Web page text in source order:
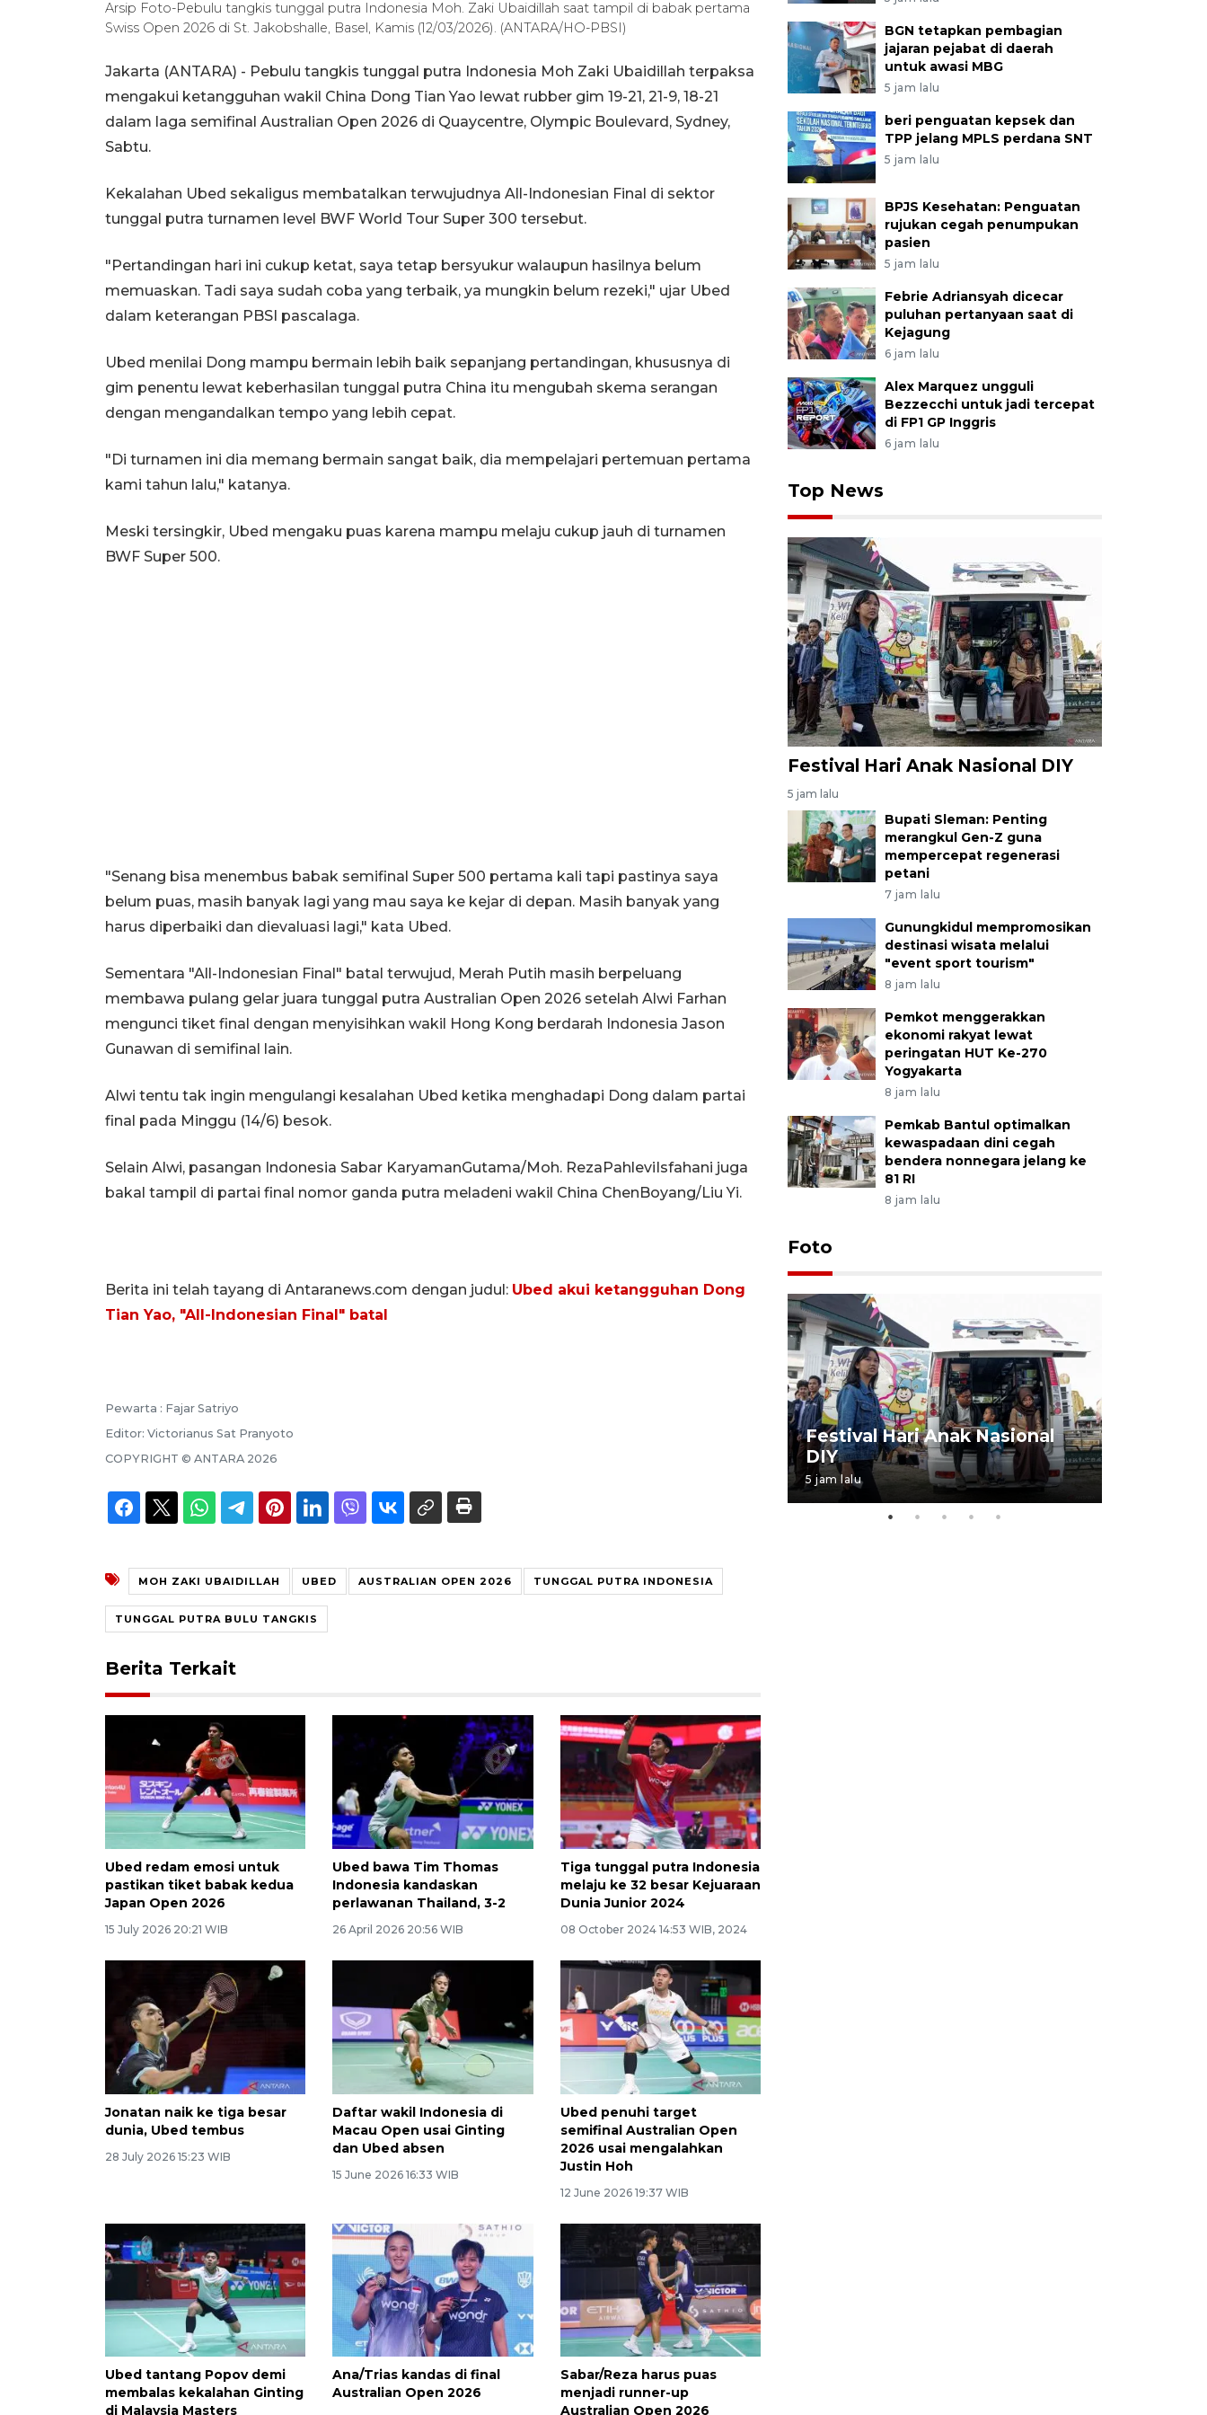
Arsip Foto-Pebulu tangkis tunggal putra Indonesia Moh. Zaki Ubaidillah saat tampil di babak pertama
Swiss Open 2026 di St. Jakobshalle, Basel, Kamis (12/03/2026). (ANTARA/HO-PBSI)
Jakarta (ANTARA) - Pebulu tangkis tunggal putra Indonesia Moh Zaki Ubaidillah terpaksa
mengakui ketangguhan wakil China Dong Tian Yao lewat rubber gim 19-21, 21-9, 18-21
dalam laga semifinal Australian Open 2026 di Quaycentre, Olympic Boulevard, Sydney,
Sabtu.
Kekalahan Ubed sekaligus membatalkan terwujudnya All-Indonesian Final di sektor
tunggal putra turnamen level BWF World Tour Super 300 tersebut.
"Pertandingan hari ini cukup ketat, saya tetap bersyukur walaupun hasilnya belum
memuaskan. Tadi saya sudah coba yang terbaik, ya mungkin belum rezeki," ujar Ubed
dalam keterangan PBSI pascalaga.
Ubed menilai Dong mampu bermain lebih baik sepanjang pertandingan, khususnya di
gim penentu lewat keberhasilan tunggal putra China itu mengubah skema serangan
dengan mengandalkan tempo yang lebih cepat.
"Di turnamen ini dia memang bermain sangat baik, dia mempelajari pertemuan pertama
kami tahun lalu," katanya.
Meski tersingkir, Ubed mengaku puas karena mampu melaju cukup jauh di turnamen
BWF Super 500.
"Senang bisa menembus babak semifinal Super 500 pertama kali tapi pastinya saya
belum puas, masih banyak lagi yang mau saya ke kejar di depan. Masih banyak yang
harus diperbaiki dan dievaluasi lagi," kata Ubed.
Sementara "All-Indonesian Final" batal terwujud, Merah Putih masih berpeluang
membawa pulang gelar juara tunggal putra Australian Open 2026 setelah Alwi Farhan
mengunci tiket final dengan menyisihkan wakil Hong Kong berdarah Indonesia Jason
Gunawan di semifinal lain.
Alwi tentu tak ingin mengulangi kesalahan Ubed ketika menghadapi Dong dalam partai
final pada Minggu (14/6) besok.
Selain Alwi, pasangan Indonesia Sabar KaryamanGutama/Moh. RezaPahleviIsfahani juga
bakal tampil di partai final nomor ganda putra meladeni wakil China ChenBoyang/Liu Yi.
Berita ini telah tayang di Antaranews.com dengan judul: Ubed akui ketangguhan Dong
Tian Yao, "All-Indonesian Final" batal
Pewarta : Fajar Satriyo
Editor: Victorianus Sat Pranyoto
COPYRIGHT © ANTARA 2026
MOH ZAKI UBAIDILLAH UBED AUSTRALIAN OPEN 2026 TUNGGAL PUTRA INDONESIA
TUNGGAL PUTRA BULU TANGKIS
Berita Terkait
Ubed redam emosi untuk
pastikan tiket babak kedua
Japan Open 2026
15 July 2026 20:21 WIB
Ubed bawa Tim Thomas
Indonesia kandaskan
perlawanan Thailand, 3-2
26 April 2026 20:56 WIB
Tiga tunggal putra Indonesia
melaju ke 32 besar Kejuaraan
Dunia Junior 2024
08 October 2024 14:53 WIB, 2024
Jonatan naik ke tiga besar
dunia, Ubed tembus
28 July 2026 15:23 WIB
Daftar wakil Indonesia di
Macau Open usai Ginting
dan Ubed absen
15 June 2026 16:33 WIB
Ubed penuhi target
semifinal Australian Open
2026 usai mengalahkan
Justin Hoh
12 June 2026 19:37 WIB
Ubed tantang Popov demi
membalas kekalahan Ginting
di Malaysia Masters
Ana/Trias kandas di final
Australian Open 2026
Sabar/Reza harus puas
menjadi runner-up
Australian Open 2026
BGN tetapkan pembagian
jajaran pejabat di daerah
untuk awasi MBG
5 jam lalu
beri penguatan kepsek dan
TPP jelang MPLS perdana SNT
5 jam lalu
BPJS Kesehatan: Penguatan
rujukan cegah penumpukan
pasien
5 jam lalu
Febrie Adriansyah dicecar
puluhan pertanyaan saat di
Kejagung
6 jam lalu
Alex Marquez ungguli
Bezzecchi untuk jadi tercepat
di FP1 GP Inggris
6 jam lalu
Top News
Festival Hari Anak Nasional DIY
5 jam lalu
Bupati Sleman: Penting
merangkul Gen-Z guna
mempercepat regenerasi
petani
7 jam lalu
Gunungkidul mempromosikan
destinasi wisata melalui
"event sport tourism"
8 jam lalu
Pemkot menggerakkan
ekonomi rakyat lewat
peringatan HUT Ke-270
Yogyakarta
8 jam lalu
Pemkab Bantul optimalkan
kewaspadaan dini cegah
bendera nonnegara jelang ke
81 RI
8 jam lalu
Foto
Festival Hari Anak Nasional
DIY
5 jam lalu